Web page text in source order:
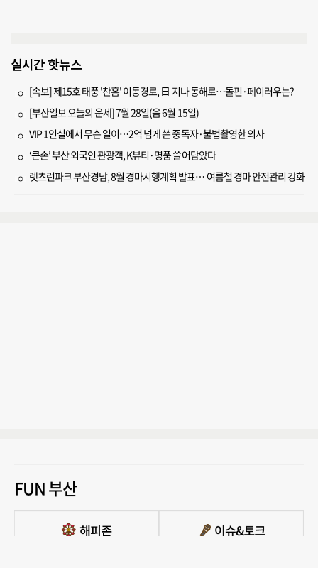
실시간 핫뉴스
[속보] 제15호 태풍 '찬홈' 이동경로, 日 지나 동해로…돌핀·페이러우는?
[부산일보 오늘의 운세] 7월 28일(음 6월 15일)
VIP 1인실에서 무슨 일이…2억 넘게 쓴 중독자·불법촬영한 의사
‘큰손’ 부산 외국인 관광객, K뷰티·명품 쓸어담았다
렛츠런파크 부산경남, 8월 경마시행계획 발표… 여름철 경마 안전관리 강화
FUN 부산